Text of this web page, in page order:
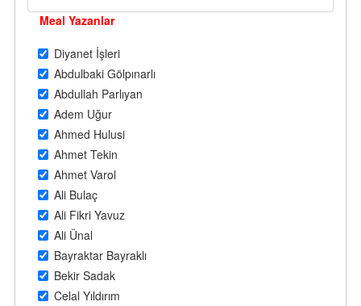
Meal Yazanlar
Diyanet İşleri
Abdulbaki Gölpınarlı
Abdullah Parlıyan
Adem Uğur
Ahmed Hulusi
Ahmet Tekin
Ahmet Varol
Ali Bulaç
Ali Fikri Yavuz
Ali Ünal
Bayraktar Bayraklı
Bekir Sadak
Celal Yıldırım